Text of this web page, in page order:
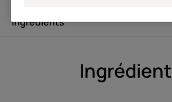
Ingrédients